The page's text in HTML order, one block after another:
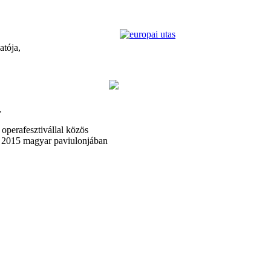
közös
magyar paviulonjában